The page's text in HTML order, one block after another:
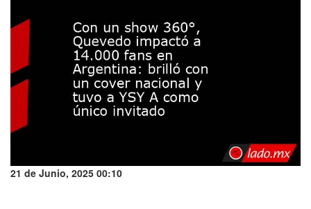
21 de Junio, 2025 00:10